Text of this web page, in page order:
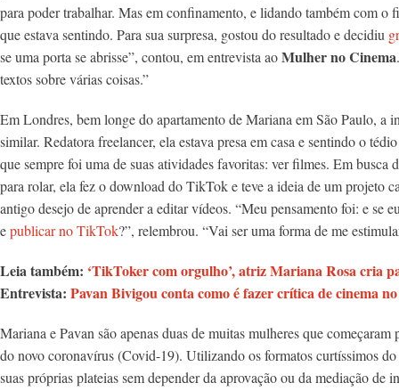
para poder trabalhar. Mas em confinamento, e lidando também com o
que estava sentindo. Para sua surpresa, gostou do resultado e decidiu
se uma porta se abrisse”, contou, em entrevista aoMulher no Cinema
textos sobre várias coisas.”
Em Londres, bem longe do apartamento de Mariana em São Paulo, a
similar. Redatora freelancer, ela estava presa em casa e sentindo o
que sempre foi uma de suas atividades favoritas: ver filmes. Em busca
para rolar, ela fez o download do TikTok e teve a ideia de um projeto
antigo desejo de aprender a editar vídeos. “Meu pensamento foi: e se
epublicar no TikTok?”, relembrou. “Vai ser uma forma de me
Leia também: ‘TikToker com orgulho’, atriz Mariana Rosa cria
Entrevista: Pavan Bivigou conta como é fazer crítica de cinema
Mariana e Pavan são apenas duas de muitas mulheres que
do novo coronavírus (Covid-19). Utilizando os formatos curtíssimos
suas próprias plateias sem depender da aprovação ou da mediação